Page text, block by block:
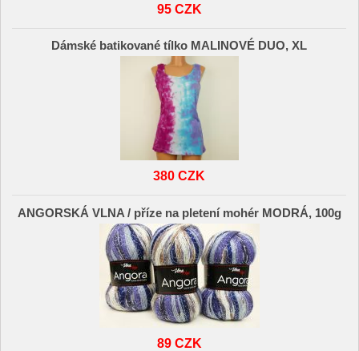
95 CZK
Dámské batikované tílko MALINOVÉ DUO, XL
380 CZK
ANGORSKÁ VLNA / příze na pletení mohér MODRÁ, 100g
89 CZK